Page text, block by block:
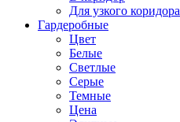
Для узкого коридора
Гардеробные
Цвет
Белые
Светлые
Серые
Темные
Цена